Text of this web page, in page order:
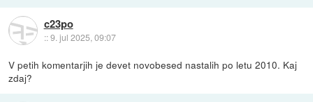
c23po
::9. jul 2025, 09:07
V petih komentarjih je devet novobesed nastalih po letu 2010. Kaj
zdaj?